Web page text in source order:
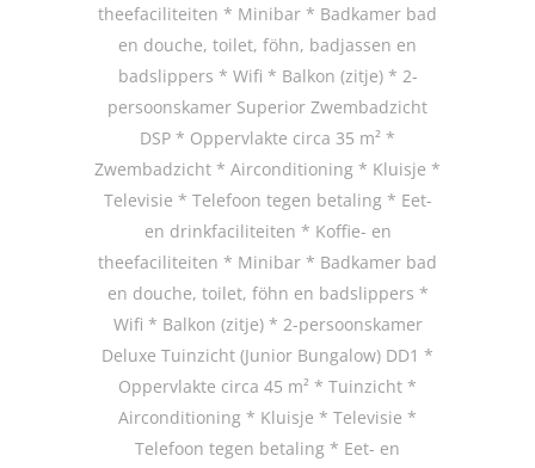
theefaciliteiten * Minibar * Badkamer bad
en douche, toilet, föhn, badjassen en
badslippers * Wifi * Balkon (zitje) * 2-
persoonskamer Superior Zwembadzicht
DSP * Oppervlakte circa 35 m² *
Zwembadzicht * Airconditioning * Kluisje *
Televisie * Telefoon tegen betaling * Eet-
en drinkfaciliteiten * Koffie- en
theefaciliteiten * Minibar * Badkamer bad
en douche, toilet, föhn en badslippers *
Wifi * Balkon (zitje) * 2-persoonskamer
Deluxe Tuinzicht (Junior Bungalow) DD1 *
Oppervlakte circa 45 m² * Tuinzicht *
Airconditioning * Kluisje * Televisie *
Telefoon tegen betaling * Eet- en